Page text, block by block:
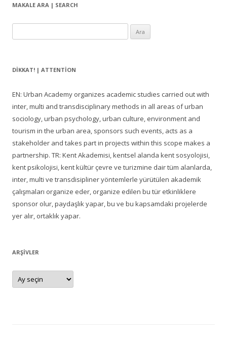
MAKALE ARA | SEARCH
DIKKAT! | ATTENTION
EN: Urban Academy organizes academic studies carried out with
inter, multi and transdisciplinary methods in all areas of urban
sociology, urban psychology, urban culture, environment and
tourism in the urban area, sponsors such events, acts as a
stakeholder and takes part in projects within this scope makes a
partnership. TR: Kent Akademisi, kentsel alanda kent sosyolojisi,
kent psikolojisi, kent kültür çevre ve turizmine dair tüm alanlarda,
inter, multi ve transdisipliner yöntemlerle yürütülen akademik
çalışmaları organize eder, organize edilen bu tür etkinliklere
sponsor olur, paydaşlık yapar, bu ve bu kapsamdaki projelerde
yer alır, ortaklık yapar.
ARŞIVLER
Arşivler